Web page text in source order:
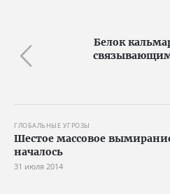
Белок
ГЛОБАЛЬНЫЕ УГРОЗЫ
Шестое массовое
началось
31 июля 2014